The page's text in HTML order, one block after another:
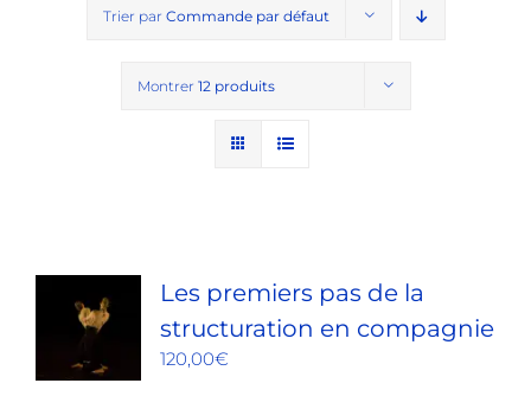
Trier par Commande par défaut
Montrer 12 produits
Les premiers pas de la
structuration en compagnie
120,00€